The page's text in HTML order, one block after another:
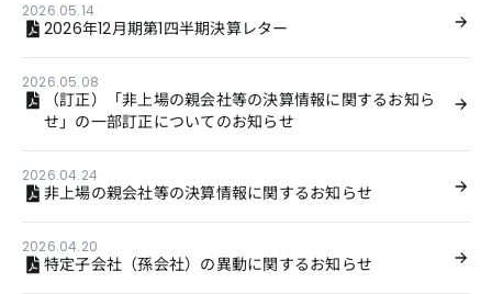
2026.05.14
2026年12月期第1四半期決算レター
2026.05.08
（訂正）「非上場の親会社等の決算情報に関するお知ら
せ」の一部訂正についてのお知らせ
2026.04.24
非上場の親会社等の決算情報に関するお知らせ
2026.04.20
特定子会社（孫会社）の異動に関するお知らせ